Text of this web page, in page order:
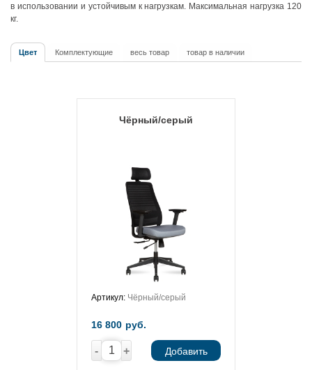
в использовании и устойчивым к нагрузкам. Максимальная нагрузка 120
кг.
Цвет Комплектующие весь товар товар в наличии
Чёрный/серый
Артикул: Чёрный/серый
16 800 руб.
- + Добавить